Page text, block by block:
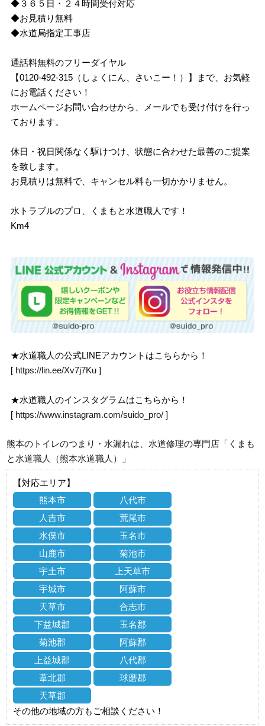
◆３６５日・２４時間受付対応
◆お見積り無料
◆水道局指定工事店
通話料無料のフリーダイヤル
【0120-492-315（しょくにん、さいこー！）】まで、お気軽
にお電話ください！
ホームページお問い合わせから、メールでも受け付けを行っ
ております。
休日・祝日関係なく駆けつけ、状態に合わせた最善のご提案
を致します。
お見積りは無料で、キャンセル料も一切かかりません。
水トラブルのプロ、くまもと水道職人です！
Km4
★水道職人の公式LINEアカウントはこちらから！
[ https://lin.ee/Xv7j7Ku ]
★水道職人のインスタグラムはこちらから！
[ https://www.instagram.com/suido_pro/ ]
熊本のトイレのつまり・水漏れは、水道修理の専門店「くまも
と水道職人（熊本水道職人）」
【対応エリア】
熊本市
八代市
人吉市
荒尾市
水俣市
玉名市
山鹿市
菊池市
宇土市
上天草市
宇城市
阿蘇市
天草市
合志市
下益城郡
玉名郡
菊池郡
阿蘇郡
上益城郡
八代郡
葦北郡
球磨郡
天草郡
その他の地域の方もご相談ください！